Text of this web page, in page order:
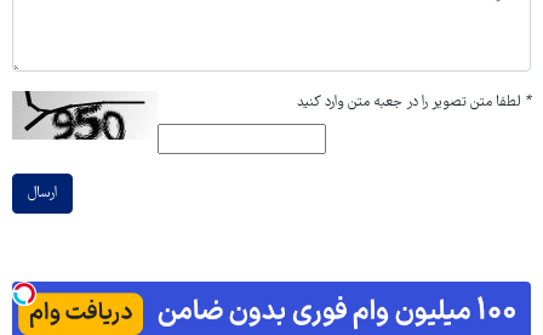
* لطفا متن تصویر را در جعبه متن وارد کنید
ارسال